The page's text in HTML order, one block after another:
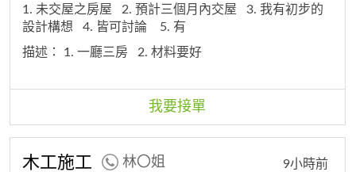
1. 未交屋之房屋 2. 預計三個月內交屋
3. 我有初步的
設計構想
4. 皆可討論
5. 有
描述： 1. 一廳三房 2. 材料要好
我要接單
木工施工 林〇姐 9小時前